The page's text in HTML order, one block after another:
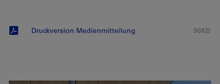
96KB
Druckversion Medienmitteilung